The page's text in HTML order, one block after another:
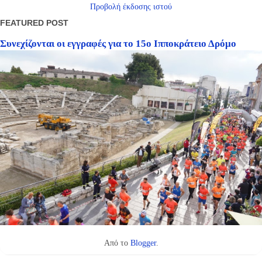
Προβολή έκδοσης ιστού
FEATURED POST
Συνεχίζονται οι εγγραφές για το 15ο Ιπποκράτειο Δρόμο
Από το Blogger.